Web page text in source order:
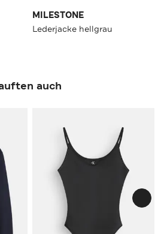
MILESTONE
Lederjacke hellgrau
auch